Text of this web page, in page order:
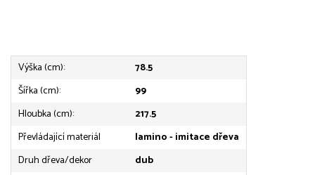
Výška (cm):
78.5
Šířka (cm):
99
Hloubka (cm):
217.5
Převládající materiál
lamino - imitace dřeva
Druh dřeva/dekor
dub